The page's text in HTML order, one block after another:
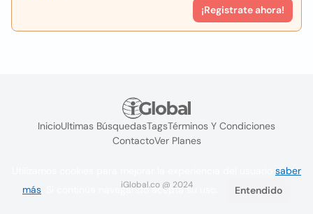
¡Registrate ahora!
InicioUltimas BúsquedasTagsTérminos Y Condiciones
ContactoVer Planes
iGlobal.co @ 2024
saber
más . Si continúa navegando acepta su uso. Entendido